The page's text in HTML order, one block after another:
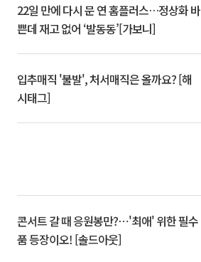
22일 만에 다시 문 연 홈플러스…정상화 바
쁜데 재고 없어 ‘발동동’[가보니]
입추매직 '불발', 처서매직은 올까요? [해
시태그]
콘서트 갈 때 응원봉만?⋯'최애' 위한 필수
품 등장이오! [솔드아웃]